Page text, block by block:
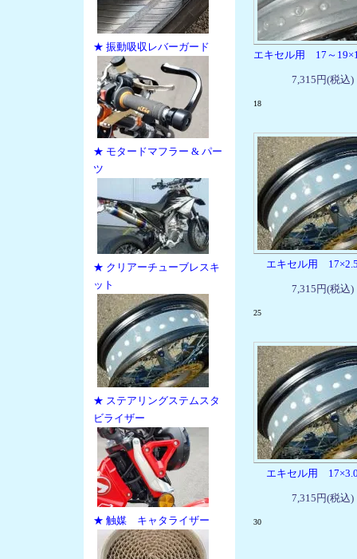
★ 振動吸収レバーガード
★ モタードマフラー & パー
ツ
★ クリアーチューブレスキ
ット
★ ステアリングステムスタ
ビライザー
★ 触媒 キャタライザー
エキセル用 17～
7,315円(税込)
18
エキセル用
7,315円(税込)
25
エキセル用
7,315円(税込)
30